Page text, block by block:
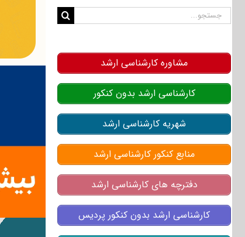
جستجو
مشاوره کارشناسی ارشد
کارشناسی ارشد بدون کنکور
شهریه کارشناسی ارشد
منابع کنکور کارشناسی ارشد
دفترچه های کارشناسی ارشد
کارشناسی ارشد بدون کنکور پردیس